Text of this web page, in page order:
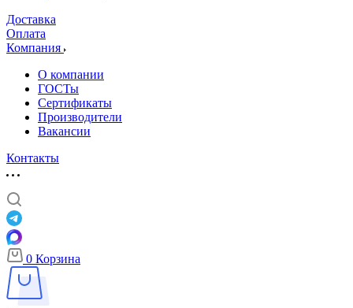
Доставка
Оплата
Компания
О компании
ГОСТы
Сертификаты
Производители
Вакансии
Контакты
0 Корзина